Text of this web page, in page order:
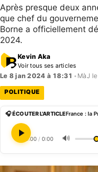
Après presque deux
que chef du
Borne a officiellement
2024.
Kevin Aka
Voir tous ses articles
Le 8 jan 2024 à 18:31 • MàJ
POLITIQUE
🎧 ÉCOUTER L'ARTICLE
0:00 / 0:00 🔊